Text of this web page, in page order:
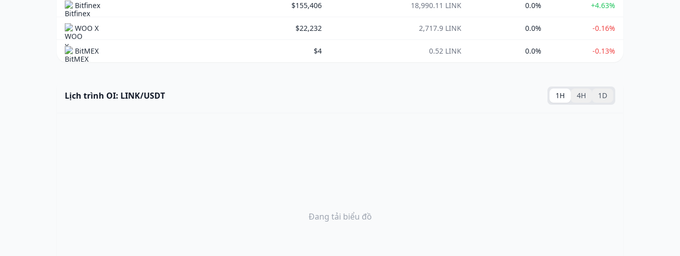
Bitfinex $155,406 18,990.11 LINK 0.0% +4.63%
WOO X $22,232 2,717.9 LINK 0.0% -0.16%
BitMEX $4 0.52 LINK 0.0% -0.13%
Lịch trình OI: LINK/USDT 1H 4H 1D
Đang tải biểu đồ